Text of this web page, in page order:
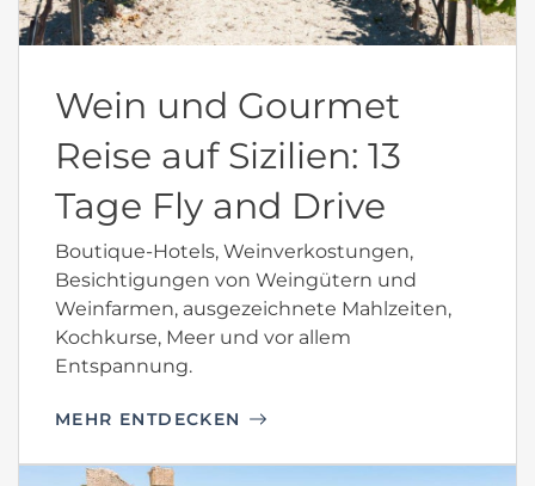
Wein und Gourmet
Reise auf Sizilien: 13
Tage Fly and Drive
Boutique-Hotels, Weinverkostungen,
Besichtigungen von Weingütern und
Weinfarmen, ausgezeichnete Mahlzeiten,
Kochkurse, Meer und vor allem
Entspannung.
MEHR ENTDECKEN